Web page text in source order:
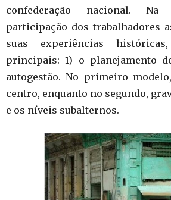
confederação nacional. Na
participação dos trabalhadores
suas experiências
principais: 1) o planejamento
autogestão. No primeiro
centro, enquanto no segundo,
e os níveis subalternos.